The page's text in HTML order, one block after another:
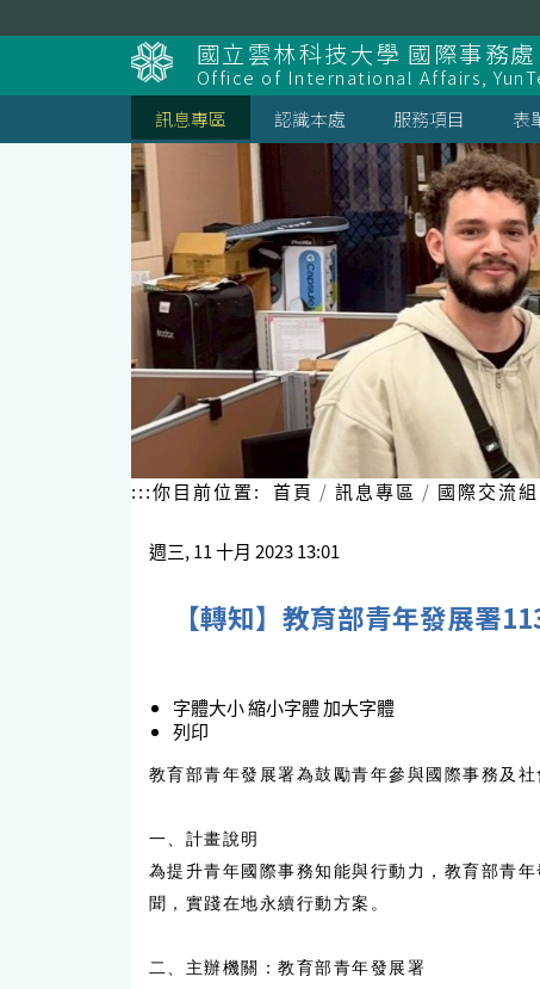
到
主
要
內
容
塊
國立雲林科技大學 國際事務處
Office of International Affairs,
訊息專區
認識本處 服務項目 表
:::你目前位置: 首頁 訊息專區 國際交流組
週三, 11 十月 2023 13:01
【轉知】教育部青年發展署
字體大小縮小字體加大字體
列印
教育部青年發展署為鼓勵青年參與國際事務及
一、計畫說明
為提升青年國際事務知能與行動力，教育部青
聞，實踐在地永續行動方案。
二、主辦機關：教育部青年發展署